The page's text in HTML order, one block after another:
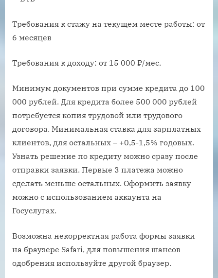
Требования к стажу на текущем месте работы: от
6 месяцев
Требования к доходу: от 15 000 ₽/мес.
Минимум документов при сумме кредита до 100
000 рублей. Для кредита более 500 000 рублей
потребуется копия трудовой или трудового
договора. Минимальная ставка для зарплатных
клиентов, для остальных – +0,5-1,5% годовых.
Узнать решение по кредиту можно сразу после
отправки заявки. Первые 3 платежа можно
сделать меньше остальных. Оформить заявку
можно с использованием аккаунта на
Госуслугах.
Возможна некорректная работа формы заявки
на браузере Safari, для повышения шансов
одобрения используйте другой браузер.